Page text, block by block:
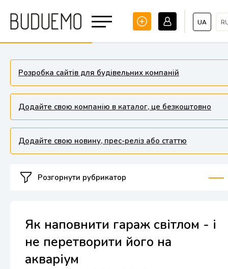
UA
Розробка сайтів для будівельних компаній
Додайте свою компанію в каталог, це безкоштовно
Додайте свою новину, прес-реліз або статтю
Розгорнути рубрикатор
Як наповнити гараж світлом - і
не перетворити його на
акваріум